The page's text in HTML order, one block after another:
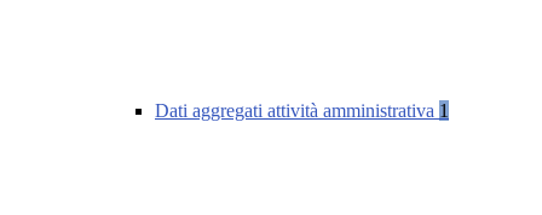
Dati aggregati attività amministrativa 1